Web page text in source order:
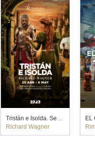
Tristán e Isolda. Semyon Bychkov (2023)
Richard Wagner